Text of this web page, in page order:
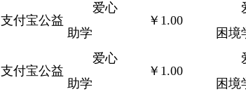
支付宝公益
爱心
助学
￥1.00
困境
支付宝公益
爱心
助学
￥1.00
困境